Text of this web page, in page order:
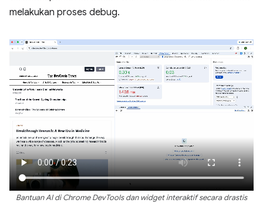
melakukan proses debug.
Bantuan AI di Chrome DevTools dan widget interaktif secara drastis